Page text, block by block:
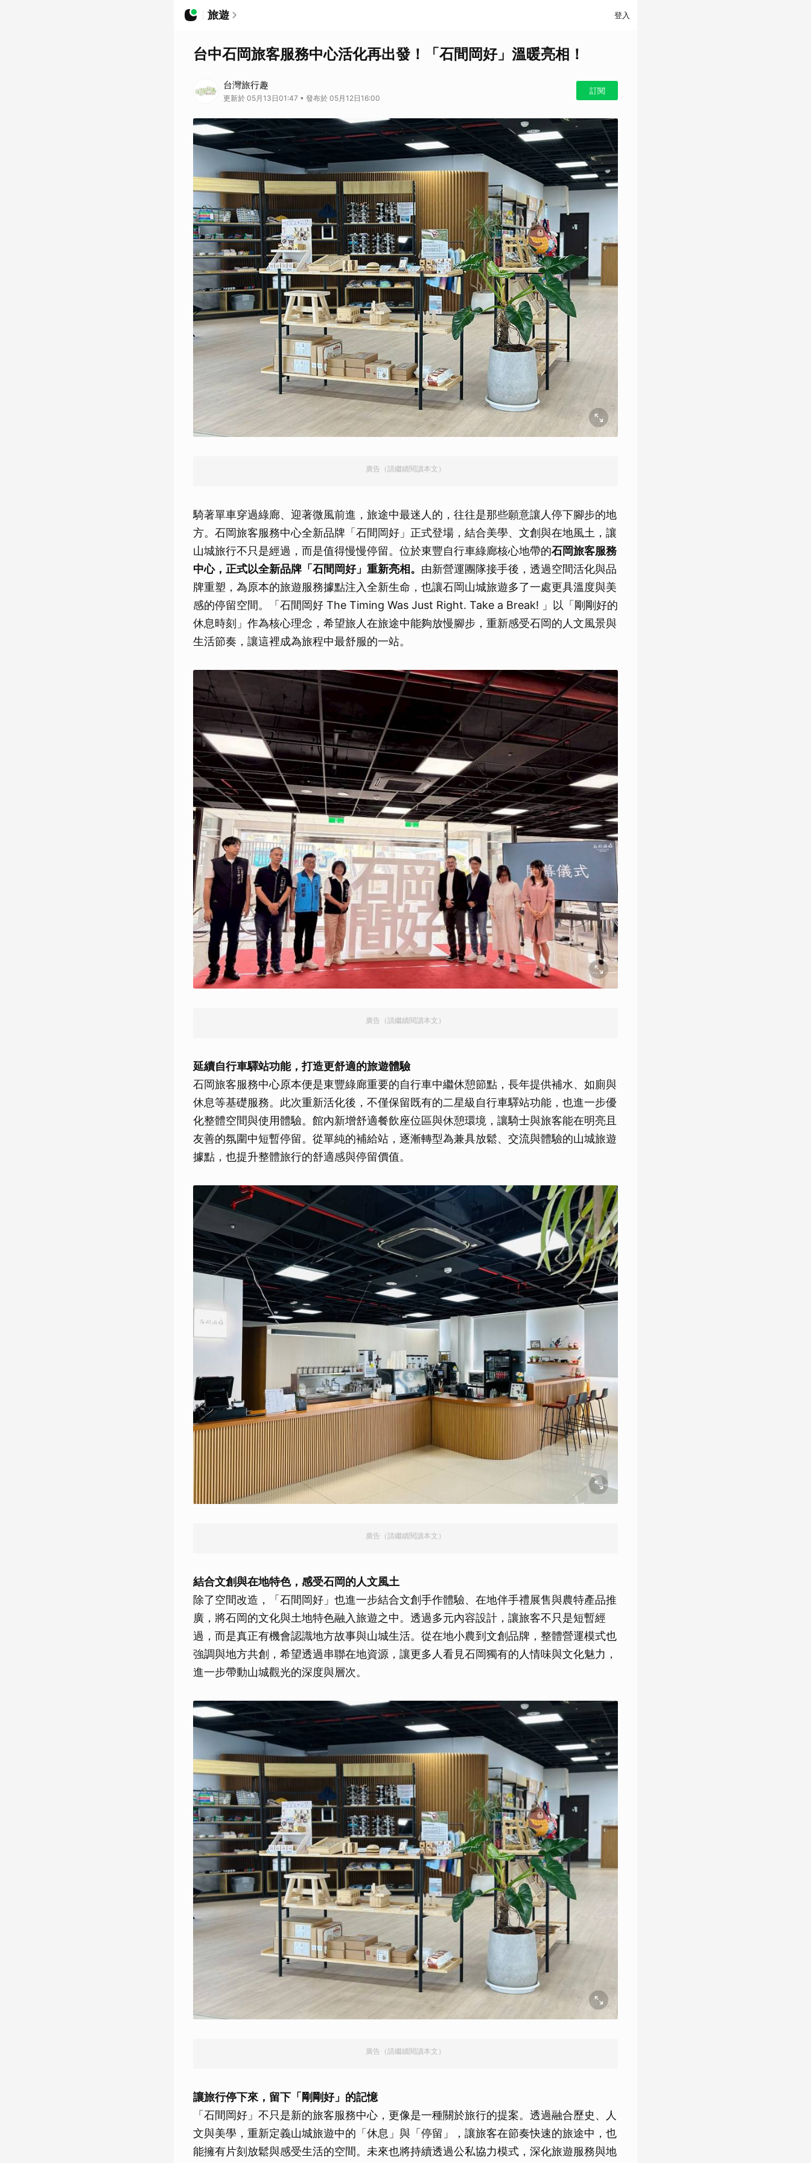
旅遊 登入
台中石岡旅客服務中心活化再出發！「石間岡好」溫暖亮相！
台灣旅行趣
更新於 05月13日01:47 • 發布於 05月12日16:00
訂閱
廣告（請繼續閱讀本文）
騎著單車穿過綠廊、迎著微風前進，旅途中最迷人的，往往是那些願意讓人停下腳步的地
方。石岡旅客服務中心全新品牌「石間岡好」正式登場，結合美學、文創與在地風土，讓
山城旅行不只是經過，而是值得慢慢停留。位於東豐自行車綠廊核心地帶的石岡旅客服務
中心，正式以全新品牌「石間岡好」重新亮相。 由新營運團隊接手後，透過空間活化與品
牌重塑，為原本的旅遊服務據點注入全新生命，也讓石岡山城旅遊多了一處更具溫度與美
感的停留空間。「石間岡好 The Timing Was Just Right. Take a Break! 」以「剛剛好的
休息時刻」作為核心理念，希望旅人在旅途中能夠放慢腳步，重新感受石岡的人文風景與
生活節奏，讓這裡成為旅程中最舒服的一站。
廣告（請繼續閱讀本文）
延續自行車驛站功能，打造更舒適的旅遊體驗
石岡旅客服務中心原本便是東豐綠廊重要的自行車中繼休憩節點，長年提供補水、如廁與
休息等基礎服務。此次重新活化後，不僅保留既有的二星級自行車驛站功能，也進一步優
化整體空間與使用體驗。館內新增舒適餐飲座位區與休憩環境，讓騎士與旅客能在明亮且
友善的氛圍中短暫停留。從單純的補給站，逐漸轉型為兼具放鬆、交流與體驗的山城旅遊
據點，也提升整體旅行的舒適感與停留價值。
廣告（請繼續閱讀本文）
結合文創與在地特色，感受石岡的人文風土
除了空間改造，「石間岡好」也進一步結合文創手作體驗、在地伴手禮展售與農特產品推
廣，將石岡的文化與土地特色融入旅遊之中。透過多元內容設計，讓旅客不只是短暫經
過，而是真正有機會認識地方故事與山城生活。從在地小農到文創品牌，整體營運模式也
強調與地方共創，希望透過串聯在地資源，讓更多人看見石岡獨有的人情味與文化魅力，
進一步帶動山城觀光的深度與層次。
廣告（請繼續閱讀本文）
讓旅行停下來，留下「剛剛好」的記憶
「石間岡好」不只是新的旅客服務中心，更像是一種關於旅行的提案。透過融合歷史、人
文與美學，重新定義山城旅遊中的「休息」與「停留」，讓旅客在節奏快速的旅途中，也
能擁有片刻放鬆與感受生活的空間。未來也將持續透過公私協力模式，深化旅遊服務與地
取消